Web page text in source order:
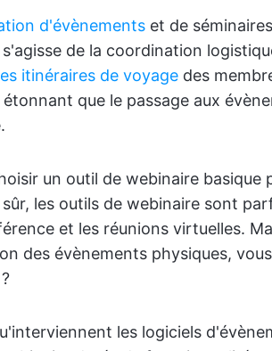
d'évènements et de séminaires
de la coordination
itinéraires de voyage des
que le passage aux
un outil de webinaire
sûr, les outils de webinaire sont
et les réunions virtuelles.
des évènements physiques,
les logiciels